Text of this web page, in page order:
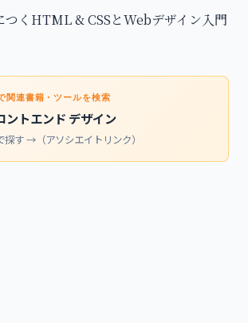
つくHTML & CSSとWebデザイン入門
関連書籍・ツールを検索
ントエンド デザイン
す →（アソシエイトリンク）